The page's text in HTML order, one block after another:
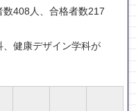
408人、合格者数217
健康デザイン学科が